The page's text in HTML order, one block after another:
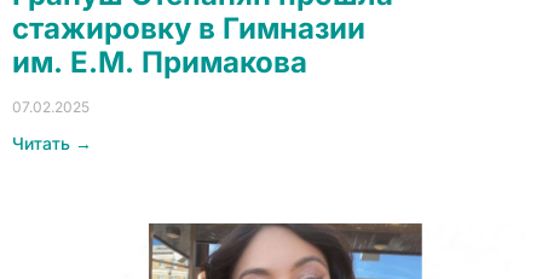
стажировку в Гимназии
им. Е.М. Примакова
07.02.2025
Читать →